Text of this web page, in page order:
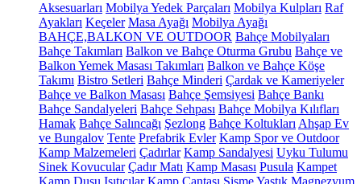
Aksesuarları Mobilya Yedek Parçaları Mobilya Kulpları Raf
Ayakları Keçeler Masa Ayağı Mobilya Ayağı
BAHÇE,BALKON VE OUTDOOR Bahçe Mobilyaları
Bahçe Takımları Balkon ve Bahçe Oturma Grubu Bahçe ve
Balkon Yemek Masası Takımları Balkon ve Bahçe Köşe
Takımı Bistro Setleri Bahçe Minderi Çardak ve Kameriyeler
Bahçe ve Balkon Masası Bahçe Şemsiyesi Bahçe Bankı
Bahçe Sandalyeleri Bahçe Sehpası Bahçe Mobilya Kılıfları
Hamak Bahçe Salıncağı Şezlong Bahçe Koltukları Ahşap Ev
ve Bungalov Tente Prefabrik Evler Kamp Spor ve Outdoor
Kamp Malzemeleri Çadırlar Kamp Sandalyesi Uyku Tulumu
Sinek Kovucular Çadır Matı Kamp Masası Pusula Kampet
Kamp Duşu Isıtıcılar Kamp Çantası Şişme Yastık Magnezyum